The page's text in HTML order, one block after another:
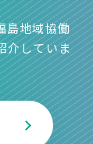
島地域協働
介していま